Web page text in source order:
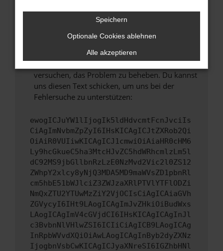
führen, dass bestimmte Funktionen nicht mehr
Wende dich an den Webseitenbetreiber.
Wenn du alle oben genannten Schritte versucht
hast, kontaktiere uns bitte. Wir werden
versuchen, das Problem zu beheben. Du kannst
uns diesen Text schicken, um uns bei der
Fehlersuche zu unterstützen:
ewogICJuYW1lIjogIk5ldHdvcmtFcnJvciIs
CiAgImNvbmZpZyI6IHsKICAgICJtZXRob2Qi
OiAiR0VUIiwKICAgICJ1cmwiOiAiaHR0cHM6
Ly9hcGkueC5ha3MtcHJvZC5hdWRhcmlzLm5l
dC92MS9jbGllbnRzLzE0NzMvd2Vic2l0ZS12
ZWhpY2xlcy8yNjQ3MDA5MD9maWVsZD1pbnRl
cm5hbE51bWJlciZ3ZWJzaXRlPTVlYTFlODZi
NmQxZTU2YTUwMzZiY2VjOCIsCiAgICAiaGVh
ZGVycyI6IHt9LAogICAgImJvZHkiOiBudWxs
LAogICAgImV4cGVjdCI6IHsKICAgICAgInJl
c3BvbnNlVHlwZSI6ICIiCiAgICB9LAogICAg
InRpbWVvdXQiOiAwLAogICAgInByb2dyZXNz
IjogbnVsbCwKICAgICJyaXNreSI6IGZhbHNl
Speichern
Optionale Cookies ablehnen
Alle akzeptieren